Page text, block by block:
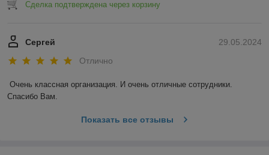
Сделка подтверждена через корзину
29.05.2024
Сергей
Отлично
Очень классная организация. И очень отличные сотрудники.
Спасибо Вам.
Показать все отзывы